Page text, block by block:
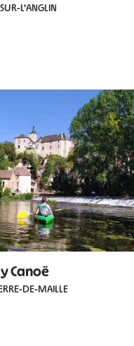
L'ANGLIN
Canoë
DE-MAILLE